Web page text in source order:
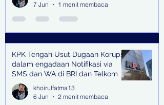
7 Jun
1 menit membaca
KPK Tengah Usut Dugaan Korupsi
dalam engadaan Notifikasi via
SMS dan WA di BRI dan Telkom
khoirulfatma13
6 Jun
2 menit membaca